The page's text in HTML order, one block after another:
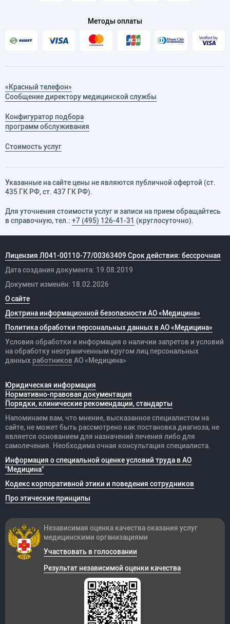
Методы оплаты
«Красный телефон»
Сообщение директору медицинской службы
Конфигуратор подбора
программ обслуживания
Стоимость услуг
Указанные на сайте цены не являются публичной офертой (ст.
435 ГК РФ, cт. 437 ГК РФ).
Для уточнения стоимости услуг и записи на прием обращайтесь
в справочную, тел.: +7 (495) 126-41-31 (круглосуточно).
Лицензия Л041-00110-77/00363409 Срок действия: бессрочная
Дата создания документа: 19.08.2019
Документ изменён: 18.02.2026
О сайте
Доктрина информационной безопасности АО «Медицина»
Политика обработки персональных данных в АО «Медицина»
Условия обработки и информация о наличии запретов и условий
на обработку неограниченным кругом лиц персональных
данных работников АО «Медицина»
Юридическая информация
Нормативно-правовая документация
Порядки, клинические рекомендации, стандарты
Напоминаем вам, что мнение, высказанное специалистом на
сайте, не может быть рассмотрено как постановка диагноза, не
является основанием для назначений лечения либо для
самолечения. Необходима очная консультация специалиста.
Информация о специальной оценке условий труда в АО
"Медицина"
Кодекс корпоративной этики и поведения сотрудников
Про этические принципы
Независимая оценка качества оказания услуг
медицинскими организациями
Участвовать в голосовании
Результат независимой оценки качества